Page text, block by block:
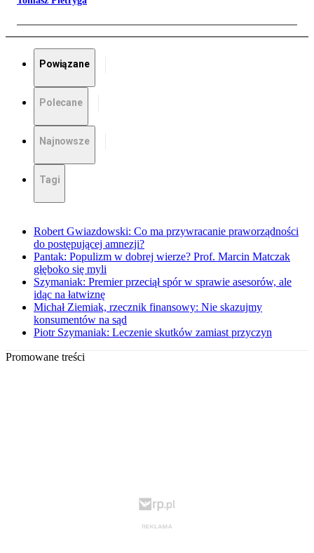
Powiązane
Polecane
Najnowsze
Tagi
Robert Gwiazdowski: Co ma przywracanie praworządności
do postępującej amnezji?
Pantak: Populizm w dobrej wierze? Prof. Marcin Matczak
głęboko się myli
Szymaniak: Premier przeciął spór w sprawie asesorów, ale
idąc na łatwiznę
Michał Ziemiak, rzecznik finansowy: Nie skazujmy
konsumentów na sąd
Piotr Szymaniak: Leczenie skutków zamiast przyczyn
Promowane treści